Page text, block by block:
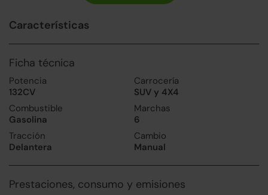
Características
Ficha técnica
Potencia
132CV
Carrocería
SUV y 4X4
Combustible
Gasolina
Marchas
6
Tracción
Delantera
Cambio
Manual
Prestaciones, consumo y emisiones